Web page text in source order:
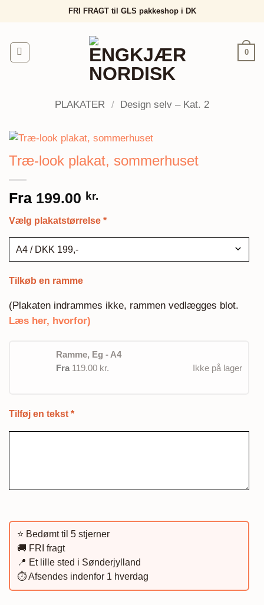
FRI FRAGT til GLS pakkeshop i DK
0
PLAKATER / Design selv – Kat. 2
Træ-look plakat, sommerhuset
Fra 199.00 kr.
Vælg plakatstørrelse *
Tilkøb en ramme
(Plakaten indrammes ikke, rammen vedlægges blot.
Læs her, hvorfor)
Ramme, Eg - A4
Fra 119.00 kr. Ikke på lager
Tilføj en tekst *
⭐️ Bedømt til 5 stjerner
🚚 FRI fragt
📍 Et lille sted i Sønderjylland
⏱️ Afsendes indenfor 1 hverdag